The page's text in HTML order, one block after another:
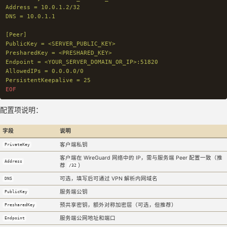
Address = 10.0.1.2/32
DNS = 10.0.1.1
[Peer]
PublicKey = <SERVER_PUBLIC_KEY>
PresharedKey = <PRESHARED_KEY>
Endpoint = <YOUR_SERVER_DOMAIN_OR_IP>:51820
AllowedIPs = 0.0.0.0/0
配置项说明：
字段 说明
PrivateKey 客户端私钥
Address
客户端在 WireGuard 网络中的 IP，需与服务端 Peer 配置一致（推
荐
/32 ）
DNS 可选，填写后可通过 VPN 解析内网域名
PublicKey 服务端公钥
PresharedKey 预共享密钥，额外对称加密层（可选，但推荐）
Endpoint 服务端公网地址和端口